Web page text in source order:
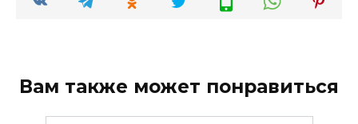
Вам также может понравиться